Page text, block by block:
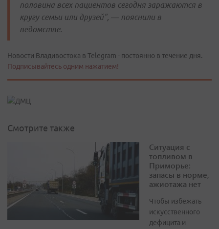
половина всех пациентов сегодня заражаются в
кругу семьи или друзей", — пояснили в
ведомстве.
Новости Владивостока в Telegram - постоянно в течение дня.
Подписывайтесь одним нажатием!
Смотрите также
Ситуация с
топливом в
Приморье:
запасы в норме,
ажиотажа нет
Чтобы избежать
искусственного
дефицита и